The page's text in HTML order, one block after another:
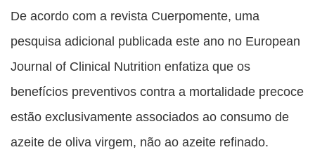
De acordo com a revista Cuerpomente, uma
pesquisa adicional publicada este ano no European
Journal of Clinical Nutrition enfatiza que os
benefícios preventivos contra a mortalidade precoce
estão exclusivamente associados ao consumo de
azeite de oliva virgem, não ao azeite refinado.